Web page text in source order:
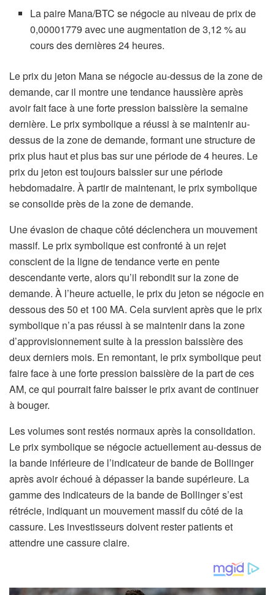
La paire Mana/BTC se négocie au niveau de prix de
0,00001779 avec une augmentation de 3,12 % au
cours des dernières 24 heures.
Le prix du jeton Mana se négocie au-dessus de la zone de
demande, car il montre une tendance haussière après
avoir fait face à une forte pression baissière la semaine
dernière. Le prix symbolique a réussi à se maintenir au-
dessus de la zone de demande, formant une structure de
prix plus haut et plus bas sur une période de 4 heures. Le
prix du jeton est toujours baissier sur une période
hebdomadaire. À partir de maintenant, le prix symbolique
se consolide près de la zone de demande.
Une évasion de chaque côté déclenchera un mouvement
massif. Le prix symbolique est confronté à un rejet
conscient de la ligne de tendance verte en pente
descendante verte, alors qu’il rebondit sur la zone de
demande. À l’heure actuelle, le prix du jeton se négocie en
dessous des 50 et 100 MA. Cela survient après que le prix
symbolique n’a pas réussi à se maintenir dans la zone
d’approvisionnement suite à la pression baissière des
deux derniers mois. En remontant, le prix symbolique peut
faire face à une forte pression baissière de la part de ces
AM, ce qui pourrait faire baisser le prix avant de continuer
à bouger.
Les volumes sont restés normaux après la consolidation.
Le prix symbolique se négocie actuellement au-dessus de
la bande inférieure de l’indicateur de bande de Bollinger
après avoir échoué à dépasser la bande supérieure. La
gamme des indicateurs de la bande de Bollinger s’est
rétrécie, indiquant un mouvement massif du côté de la
cassure. Les investisseurs doivent rester patients et
attendre une cassure claire.